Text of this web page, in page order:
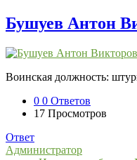
Бушуев Антон
Воинская должность:
0 0 Ответов
17 Просмотров
Ответ
Администратор